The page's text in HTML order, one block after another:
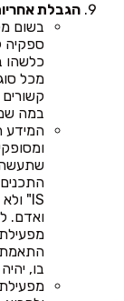
הגבלת
בשום
ספקיה
כלשהו
מכל
במה
המידע
שתעשה
IS" ולא ניתן להתאימם לצרכיו של כל אדם
ואדם.
בו,